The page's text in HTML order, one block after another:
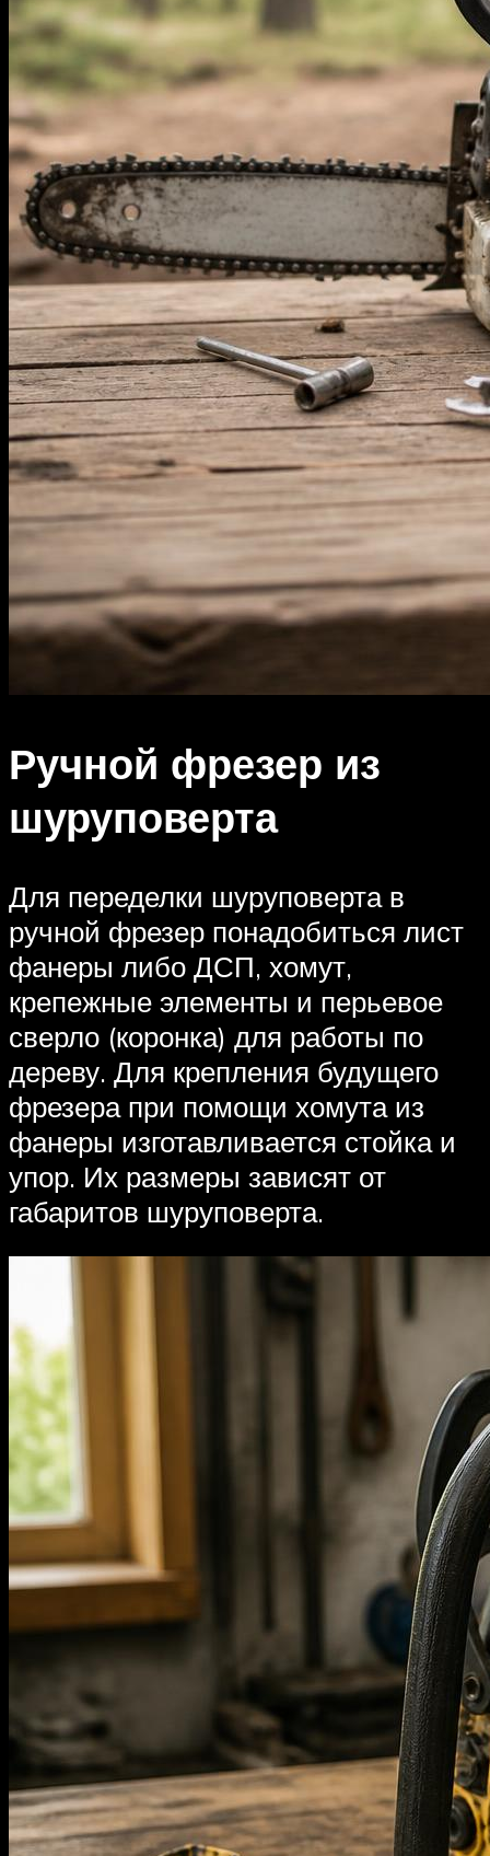
Ручной фрезер из
шуруповерта
Для переделки шуруповерта в
ручной фрезер понадобиться лист
фанеры либо ДСП, хомут,
крепежные элементы и перьевое
сверло (коронка) для работы по
дереву. Для крепления будущего
фрезера при помощи хомута из
фанеры изготавливается стойка и
упор. Их размеры зависят от
габаритов шуруповерта.